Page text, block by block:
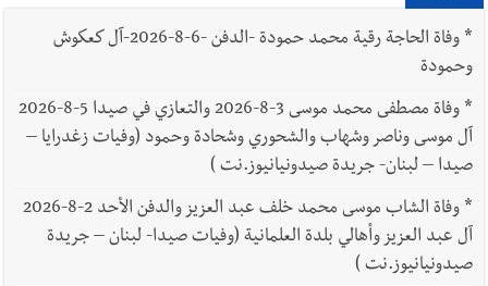
*
وفاة الحاجة رقية محمد حمودة -الدفن -6-8-2026-آل كعكوش
وحمودة
*
وفاة مصطفى محمد موسى 3-8-2026 والتعازي في صيدا 5-8-2026
آل موسى وناصر وشهاب والشحوري وشحادة وحمود (وفيات زغدرايا –
صيدا – لبنان- جريدة صيدونيانيوز.نت )
*
وفاة الشاب موسى محمد خلف عبد العزيز والدفن الأحد 2-8-2026
آل عبد العزيز وأهالي بلدة العلمانية (وفيات صيدا- لبنان – جريدة
صيدونيانيوز.نت )